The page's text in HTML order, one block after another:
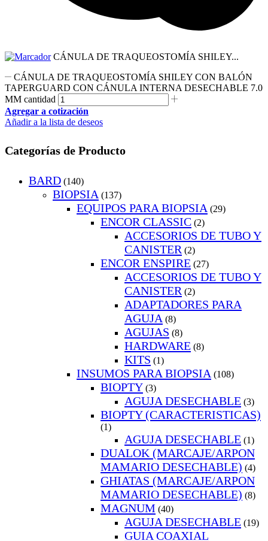
CÁNULA DE TRAQUEOSTOMÍA SHILEY...
CÁNULA DE TRAQUEOSTOMÍA SHILEY CON BALÓN
TAPERGUARD CON CÁNULA INTERNA DESECHABLE 7.0
MM cantidad
Agregar a cotización
Añadir a la lista de deseos
Categorías de Producto
BARD (140)
BIOPSIA (137)
EQUIPOS PARA BIOPSIA (29)
ENCOR CLASSIC (2)
ACCESORIOS DE TUBO Y
CANISTER (2)
ENCOR ENSPIRE (27)
ACCESORIOS DE TUBO Y
CANISTER (2)
ADAPTADORES PARA
AGUJA (8)
AGUJAS (8)
HARDWARE (8)
KITS (1)
INSUMOS PARA BIOPSIA (108)
BIOPTY (3)
AGUJA DESECHABLE (3)
BIOPTY (CARACTERISTICAS)
(1)
AGUJA DESECHABLE (1)
DUALOK (MARCAJE/ARPON
MAMARIO DESECHABLE) (4)
GHIATAS (MARCAJE/ARPON
MAMARIO DESECHABLE) (8)
MAGNUM (40)
AGUJA DESECHABLE (19)
GUIA COAXIAL